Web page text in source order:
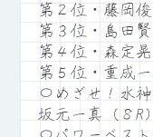
第２位・藤岡
第３位・島田
第４位・森定
第５位・重成
〇めざせ！水
坂元一真（８R）